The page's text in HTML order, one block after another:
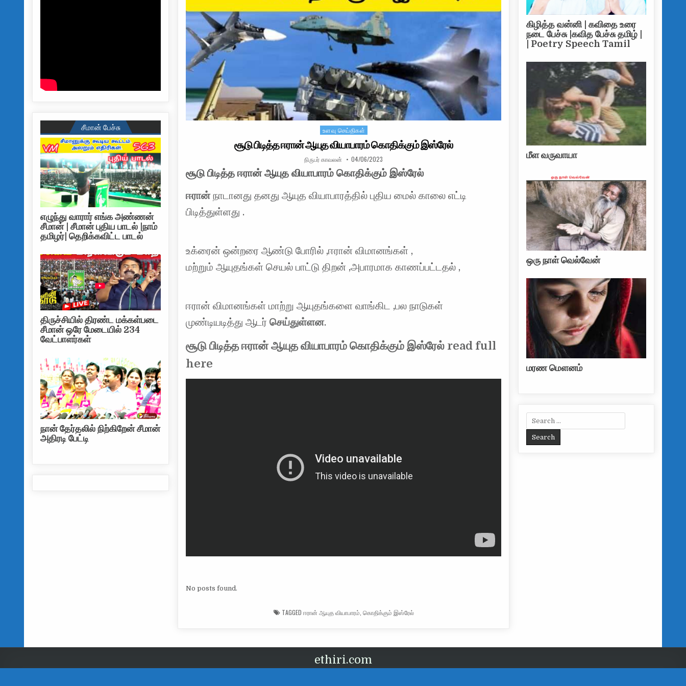
Posted in
உளவு செய்திகள்
சூடு பிடித்த ஈரான் ஆயுத வியாபாரம் கொதிக்கும் இஸ்ரேல்
AUTHOR:
நிருபர் காவலன் PUBLISHED DATE:
04/06/2023
சூடு பிடித்த ஈரான் ஆயுத வியாபாரம் கொதிக்கும் இஸ்ரேல்
ஈரான்நாடானது தனது ஆயுத வியாபாரத்தில் புதிய மைல் காலை எட்டி
பிடித்துள்ளது .
உக்ரைன் ஒன்றரை ஆண்டு போரில் ,ஈரான் விமானங்கள் ,
மற்றும் ஆயுதங்கள் செயல் பாட்டு திறன் ,அபாரமாக காணப்பட்டதல் ,
ஈரான் விமானங்கள் மாற்று ஆயுதங்களை வாங்கிட ,பல நாடுகள்
முண்டியடித்து ஆடர்செய்துள்ளன.
சூடு பிடித்த ஈரான் ஆயுத வியாபாரம் கொதிக்கும் இஸ்ரேல் read full
here
No posts found.
TAGGED ஈரான் ஆயுத வியாபாரம் கொதிக்கும் இஸ்ரேல்
சீமான் பேச்சு
எழுந்து வாரார் எங்க அண்ணன்
சீமான் | சீமான் புதிய பாடல் |நாம்
தமிழர்| தெறிக்கவிட்ட பாடல்
திருச்சியில் திரண்ட மக்கள்படை
சீமான் ஒரே மேடையில் 234
வேட்பாளர்கள்
நான் தேர்தலில் நிற்கிறேன் சீமான்
அதிரடி பேட்டி
கிழித்த வன்னி | கவிதை உரை
நடை பேச்சு |கவித பேச்சு தமிழ் |
| Poetry Speech Tamil
மீள வருவாயா
ஒரு நாள் வெல்வேன்
மரண மௌனம்
Search for:
ethiri.com